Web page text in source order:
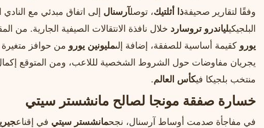
وفقًا لتقارير صحيفةذا أثلتيك، توصلآرسنال إلى اتفاق مبدئي مع النادي
البلجيكيلياندرو تروسارد خلال نافذة الانتقالات الصيفية الجارية. من
يورو كقيمة أساسية للصفقة، إضافة إلىمليونين يورو من حوافز متغيرة
يجريان مفاوضات حول الشروط الشخصية لللاعب، ومن المتوقع
منتخب بلجيكا فيكأس العالم.
خسارة صفقة مونجا لصالح مانشستر سيتي
في مفاجأة صدمت أوساط آرسنال، نجحمانشستر سيتي في إقناع